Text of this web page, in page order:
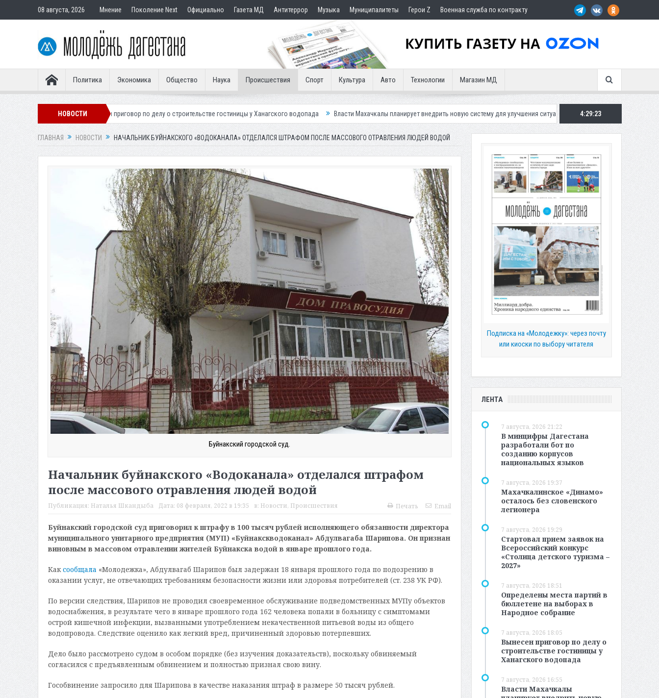
08 августа, 2026 Мнение Поколение Next Официально Газета МД Антитеррор Музыка Муниципалитеты Герои Z Военная служба по контракту
Политика Экономика Общество Наука Происшествия Спорт Культура Авто Технологии Магазин МД
НОВОСТИ
Вынесен приговор по делу о строительстве гостиницы у Ханагского водопада Власти Махачкалы планирует внедрить новую систему для улучшения ситуации с парковками Махачкалинское «Динамо»
4:29:25
ГЛАВНАЯ НОВОСТИ НАЧАЛЬНИК БУЙНАКСКОГО «ВОДОКАНАЛА» ОТДЕЛАЛСЯ ШТРАФОМ ПОСЛЕ МАССОВОГО ОТРАВЛЕНИЯ ЛЮДЕЙ ВОДОЙ
Буйнакский городской суд.
Начальник буйнакского «Водоканала» отделался штрафом
после массового отравления людей водой
Публикация: Наталья Шкандыба Дата: 08 февраля, 2022 в 19:35 в: Новости, Происшествия Печать Email
Буйнакский городской суд приговорил к штрафу в 100 тысяч рублей исполняющего обязанности директора
муниципального унитарного предприятия (МУП) «Буйнакскводоканал» Абдулвагаба Шарипова. Он признан
виновным в массовом отравлении жителей Буйнакска водой в январе прошлого года.
Как сообщала «Молодежка», Абдулвагаб Шарипов был задержан 18 января прошлого года по подозрению в
оказании услуг, не отвечающих требованиям безопасности жизни или здоровья потребителей (ст. 238 УК РФ).
По версии следствия, Шарипов не проводил своевременное обслуживание подведомственных МУПу объектов
водоснабжения, в результате чего в январе прошлого года 162 человека попали в больницу с симптомами
острой кишечной инфекции, вызванными употреблением некачественной питьевой воды из общего
водопровода. Следствие оценило как легкий вред, причиненный здоровью потерпевших.
Дело было рассмотрено судом в особом порядке (без изучения доказательств), поскольку обвиняемый
согласился с предъявленным обвинением и полностью признал свою вину.
Гособвинение запросило для Шарипова в качестве наказания штраф в размере 50 тысяч рублей.
Подписка на «Молодежку»: через почту
или киоски по выбору читателя
ЛЕНТА
7 августа, 2026 21:22
В минцифры Дагестана
разработали бот по
созданию корпусов
национальных языков
7 августа, 2026 19:37
Махачкалинское «Динамо»
осталось без словенского
легионера
7 августа, 2026 19:29
Стартовал прием заявок на
Всероссийский конкурс
«Столица детского туризма –
2027»
7 августа, 2026 18:51
Определены места партий в
бюллетене на выборах в
Народное собрание
7 августа, 2026 18:05
Вынесен приговор по делу о
строительстве гостиницы у
Ханагского водопада
7 августа, 2026 16:55
Власти Махачкалы